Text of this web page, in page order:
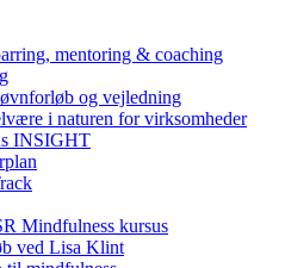
mentoring & coaching
og vejledning
i naturen for virksomheder
INSIGHT
Mindfulness kursus
ved Lisa Klint